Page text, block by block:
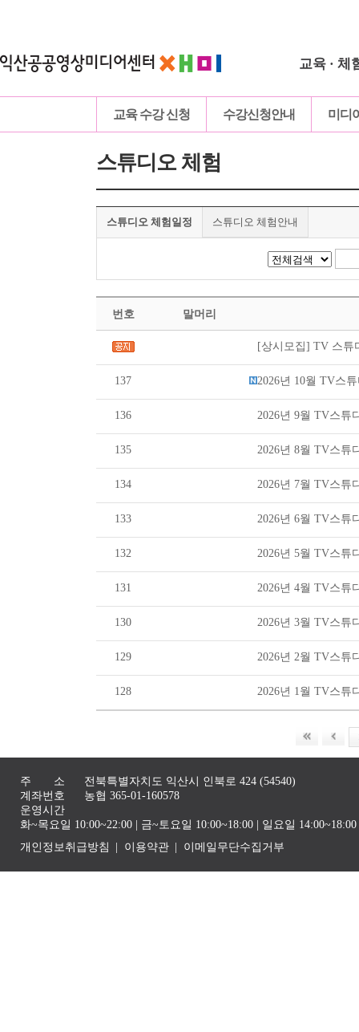
교육 · 체
교육 수강 신청 수강신청안내 미디
스튜디오 체험
스튜디오 체험일정 스튜디오 체험안내
번호 말머리
[상시모집] TV 스튜
137 2026년 10월 TV스
136 2026년 9월 TV스튜
135 2026년 8월 TV스튜
134 2026년 7월 TV스튜
133 2026년 6월 TV스튜
132 2026년 5월 TV스튜
131 2026년 4월 TV스튜
130 2026년 3월 TV스튜
129 2026년 2월 TV스튜
128 2026년 1월 TV스튜
주 소
전북특별자치도 익산시 인북로 424 (54540)
계좌번호
농협 365-01-160578
운영시간
화~목요일 10:00~22:00 | 금~토요일 10:00~18:00 | 일요일
개인정보취급방침
이용약관 이메일무단수집거부